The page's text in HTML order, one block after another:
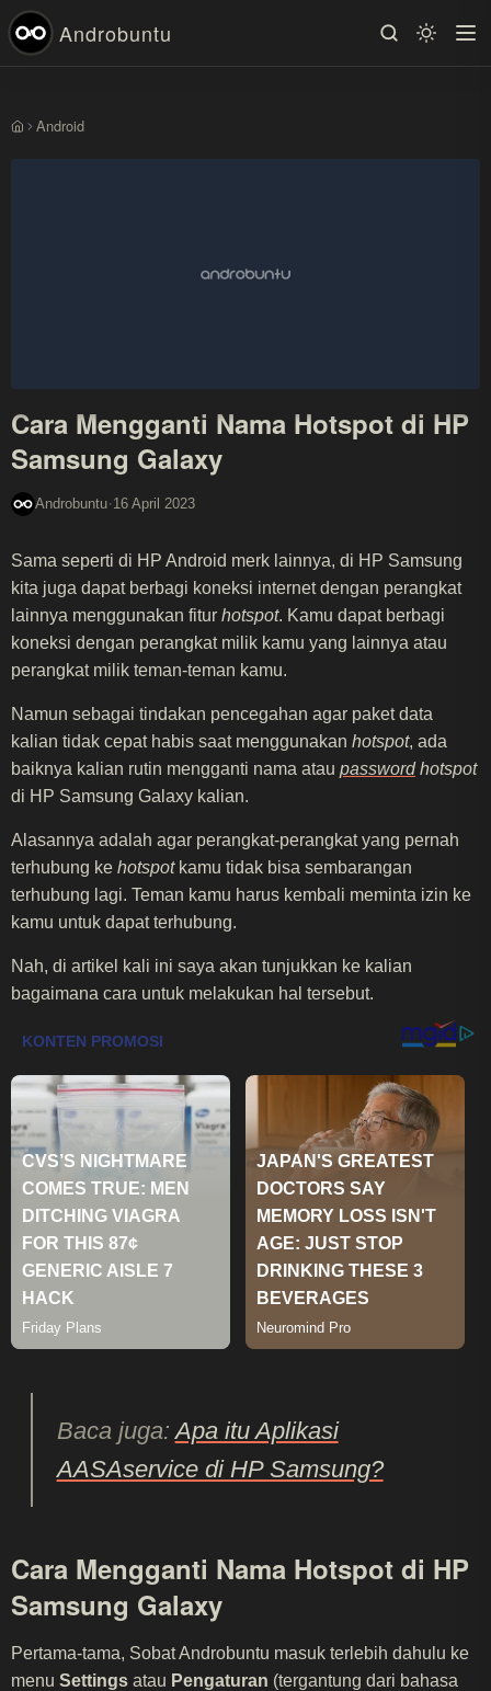
Androbuntu
BerandaAndroid
Cara Mengganti Nama Hotspot di HP
Samsung Galaxy
Androbuntu·16 April 2023
Sama seperti di HP Android merk lainnya, di HP Samsung
kita juga dapat berbagi koneksi internet dengan perangkat
lainnya menggunakan fitur hotspot. Kamu dapat berbagi
koneksi dengan perangkat milik kamu yang lainnya atau
perangkat milik teman-teman kamu.
Namun sebagai tindakan pencegahan agar paket data
kalian tidak cepat habis saat menggunakan hotspot, ada
baiknya kalian rutin mengganti nama atau password hotspot
di HP Samsung Galaxy kalian.
Alasannya adalah agar perangkat-perangkat yang pernah
terhubung ke hotspotkamu tidak bisa sembarangan
terhubung lagi. Teman kamu harus kembali meminta izin ke
kamu untuk dapat terhubung.
Nah, di artikel kali ini saya akan tunjukkan ke kalian
bagaimana cara untuk melakukan hal tersebut.
Baca juga:Apa itu Aplikasi
AASAservice di HP Samsung?
Cara Mengganti Nama Hotspot di HP
Samsung Galaxy
Pertama-tama, Sobat Androbuntu masuk terlebih dahulu ke
menu Settings atau Pengaturan (tergantung dari bahasa